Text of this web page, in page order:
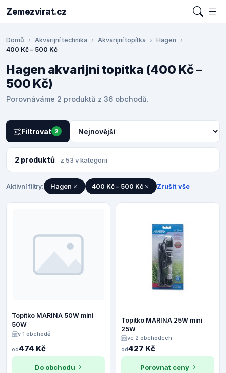
Zemezvirat.cz
Domů Akvarijní technika Akvarijní topítka
Hagen
400 Kč – 500 Kč
Hagen akvarijní topítka (400 Kč –
500 Kč)
Porovnáváme 2 produktů z 36 obchodů.
Filtrovat 2
2 produktů z 53 v kategorii
Aktivní filtry: Hagen 400 Kč – 500 Kč Zrušit vše
Topítko MARINA 50W mini
50W
v 1 obchodě
od474 Kč
Do obchodu
Topítko MARINA 25W mini
25W
ve 2 obchodech
od427 Kč
Porovnat ceny